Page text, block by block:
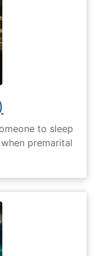
to sleep
premarital